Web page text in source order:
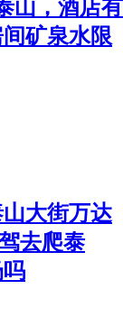
山，酒店有
矿泉水限
大街万达
去爬泰